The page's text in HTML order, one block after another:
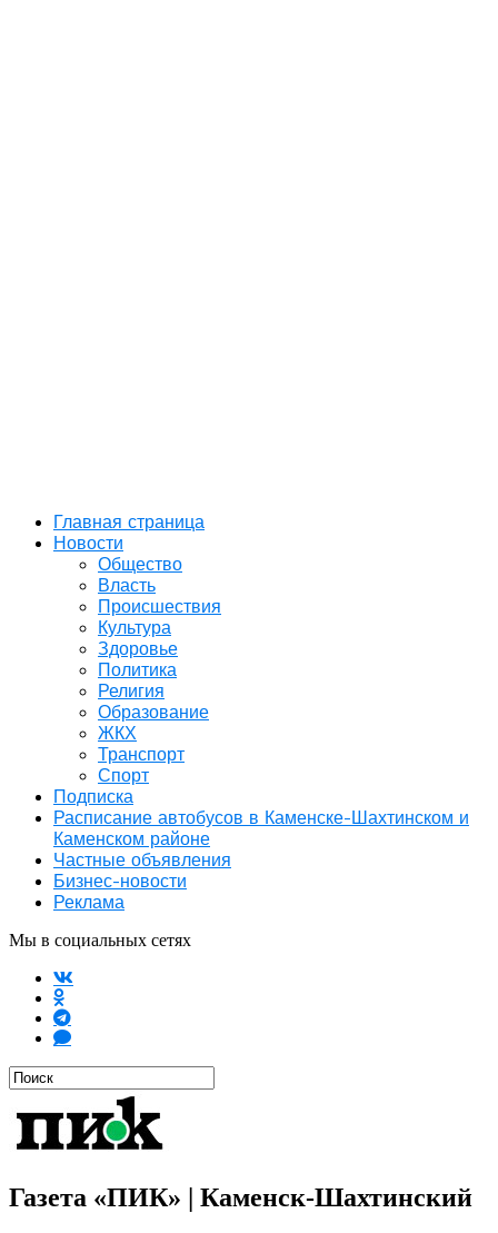
Главная страница
Новости
Общество
Власть
Происшествия
Культура
Здоровье
Политика
Религия
Образование
ЖКХ
Транспорт
Спорт
Подписка
Расписание автобусов в Каменске-Шахтинском и
Каменском районе
Частные объявления
Бизнес-новости
Реклама
Мы в социальных сетях
Газета «ПИК» | Каменск-Шахтинский